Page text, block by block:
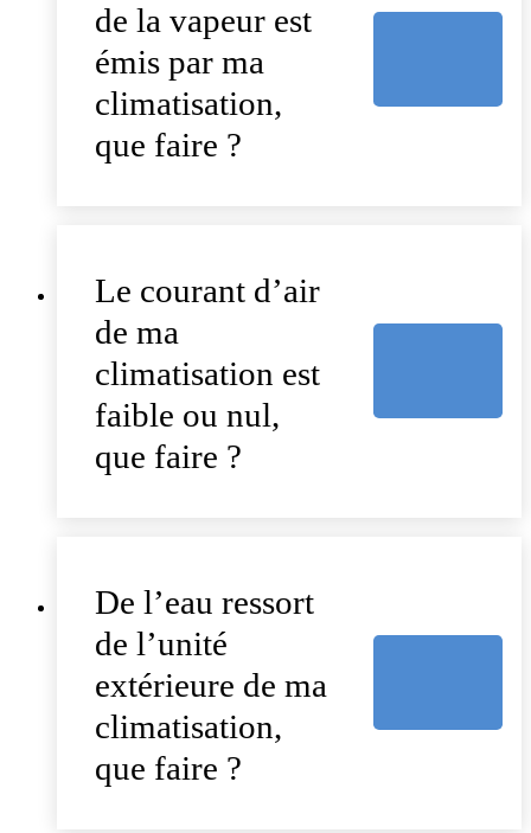
de la vapeur est
émis par ma
climatisation,
que faire ?
Le courant d’air
de ma
climatisation est
faible ou nul,
que faire ?
De l’eau ressort
de l’unité
extérieure de ma
climatisation,
que faire ?